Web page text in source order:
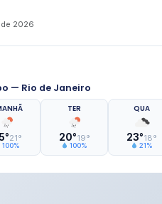
2026
— Rio de Janeiro
21°
100%
TER
20°19°
100%
QUA
23°18°
21%